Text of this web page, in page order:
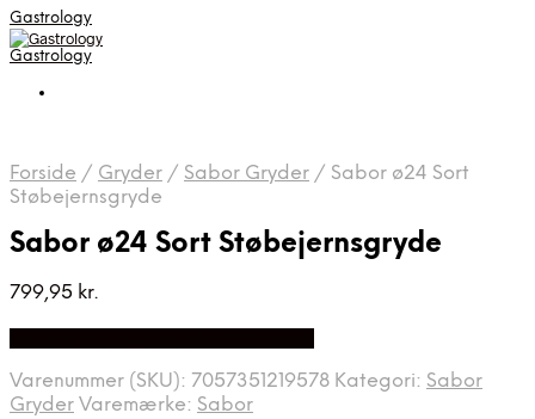
Gastrology
Gastrology
Forside / Gryder / Sabor Gryder / Sabor ø24 Sort
Støbejernsgryde
Sabor ø24 Sort Støbejernsgryde
799,95 kr.
Varenummer (SKU): 7057351219578 Kategori: Sabor
Gryder Varemærke: Sabor